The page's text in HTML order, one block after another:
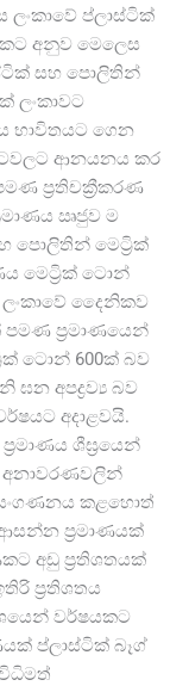
ප්ලාස්ටික්
අනුව මෙලෙස
සහ පොලිතින්
ලංකාවට
භාවිතයට ගෙන
ආනයනය කර
ප්‍රතිචක්‍රීකරණ
ඍජුව ම
පොලිතින් මෙට්‍රික්
මෙට්‍රික් ටොන්
ලංකාවේ දෛනිකව
පමණ ප්‍රමාණයෙන්
ටොන් 600ක් බව
ඝන අපද්‍රව්‍ය බව
අදාළවයි.
ශීඝ්‍රයෙන්
අනාවරණවලින්
සංගණනය කළහොත්
ප්‍රමාණයක්
අඩු ප්‍රතිශතයක්
ප්‍රතිශතය
වර්ෂයකට
ප්ලාස්ටික් බෑග්